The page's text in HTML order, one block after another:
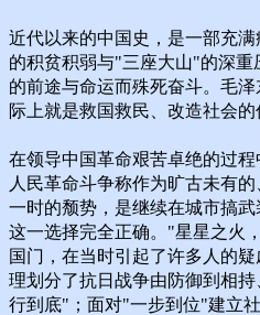
近代以来的中国史，是一部充
的积贫积弱与"三座大山"的深
的前途与命运而殊死奋斗。毛
际上就是救国救民、改造社会
在领导中国革命艰苦卓绝的过
人民革命斗争称作为旷古未有
一时的颓势，是继续在城市搞
这一选择完全正确。"星星之火
国门，在当时引起了许多人的
理划分了抗日战争由防御到相
行到底"；面对"一步到位"建立